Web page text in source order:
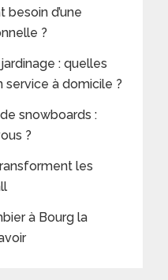
besoin d’une
?
: quelles
service à domicile ?
snowboards :
?
les
à Bourg la